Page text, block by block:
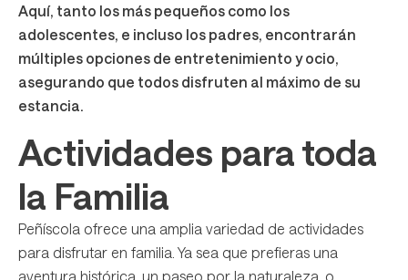
Aquí, tanto los más pequeños como los
adolescentes, e incluso los padres, encontrarán
múltiples opciones de entretenimiento y ocio,
asegurando que todos disfruten al máximo de su
estancia.
Actividades para toda
la Familia
Peñíscola ofrece una amplia variedad de actividades
para disfrutar en familia. Ya sea que prefieras una
aventura histórica, un paseo por la naturaleza, o